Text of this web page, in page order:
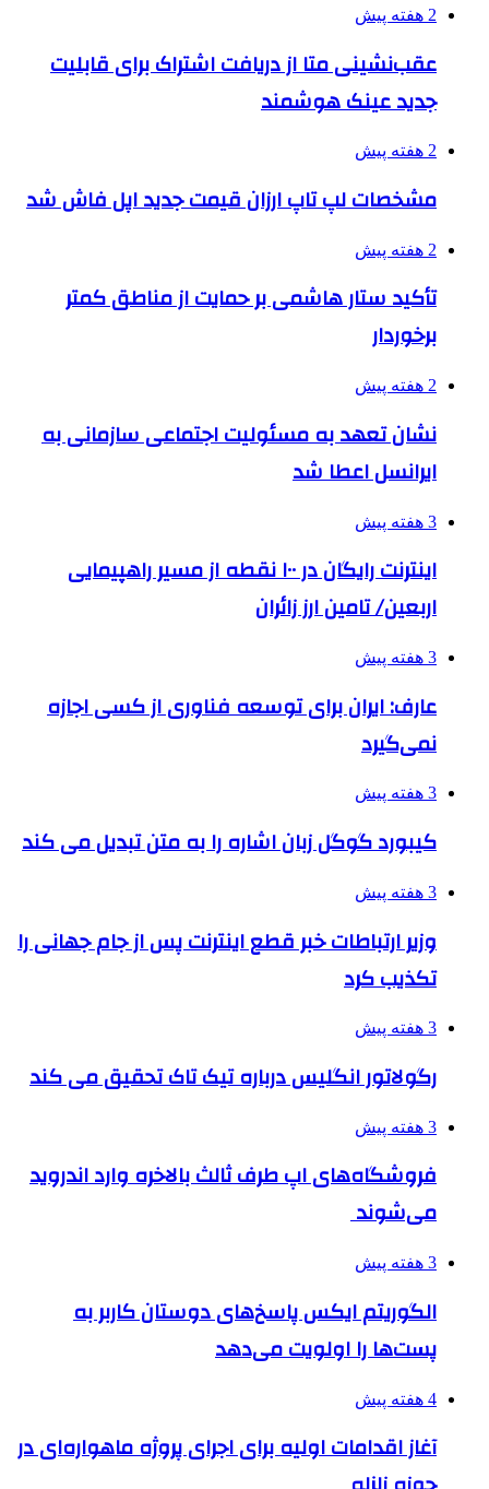
عقب‌نشینی متا از دریافت اشتراک برای قابلیت
جدید عینک هوشمند
مشخصات لپ تاپ ارزان قیمت جدید اپل فاش شد
تأکید ستار هاشمی بر حمایت از مناطق کمتر
برخوردار
نشان تعهد به مسئولیت اجتماعی سازمانی به
ایرانسل اعطا شد
اینترنت رایگان در ۱۰۰ نقطه از مسیر راهپیمایی
اربعین/ تامین ارز زائران
عارف: ایران برای توسعه فناوری از کسی اجازه
نمی‌گیرد
کیبورد گوگل زبان اشاره را به متن تبدیل می کند
وزیر ارتباطات خبر قطع اینترنت پس از جام جهانی را
تکذیب کرد
رگولاتور انگلیس درباره تیک تاک تحقیق می کند
فروشگاه‌های اپ طرف ثالث بالاخره وارد اندروید
می‌شوند
الگوریتم ایکس پاسخ‌های دوستان کاربر به
پست‌ها را اولویت می‌دهد
آغاز اقدامات اولیه برای اجرای پروژه ماهواره‌ای در